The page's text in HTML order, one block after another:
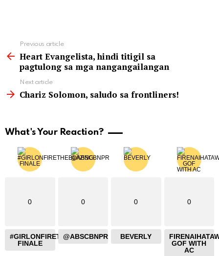
more
Previous article
Heart Evangelista, hindi titigil sa
pagtulong sa mga nangangailangan
Next article
Chariz Solomon, saludo sa frontliners!
What's Your Reaction?
0
#GIRLONFIRETHEBLAZING
FINALE
0
@ABSCBNPR
0
BEVERLY
0
GOF WITH
AC